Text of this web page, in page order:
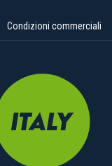
Condizioni commerciali
PORTE